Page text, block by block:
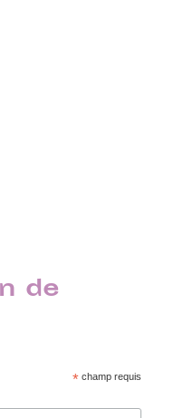
de
* champ requis